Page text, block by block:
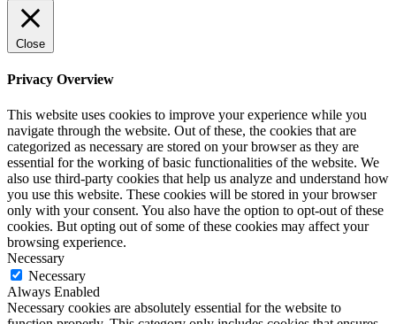
Close
Privacy Overview
This website uses cookies to improve your experience while you
navigate through the website. Out of these, the cookies that are
categorized as necessary are stored on your browser as they are
essential for the working of basic functionalities of the website. We
also use third-party cookies that help us analyze and understand how
you use this website. These cookies will be stored in your browser
only with your consent. You also have the option to opt-out of these
cookies. But opting out of some of these cookies may affect your
browsing experience.
Necessary
Necessary
Always Enabled
Necessary cookies are absolutely essential for the website to